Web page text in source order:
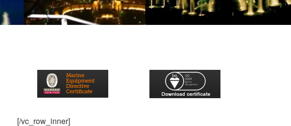
[/vc_row_inner]